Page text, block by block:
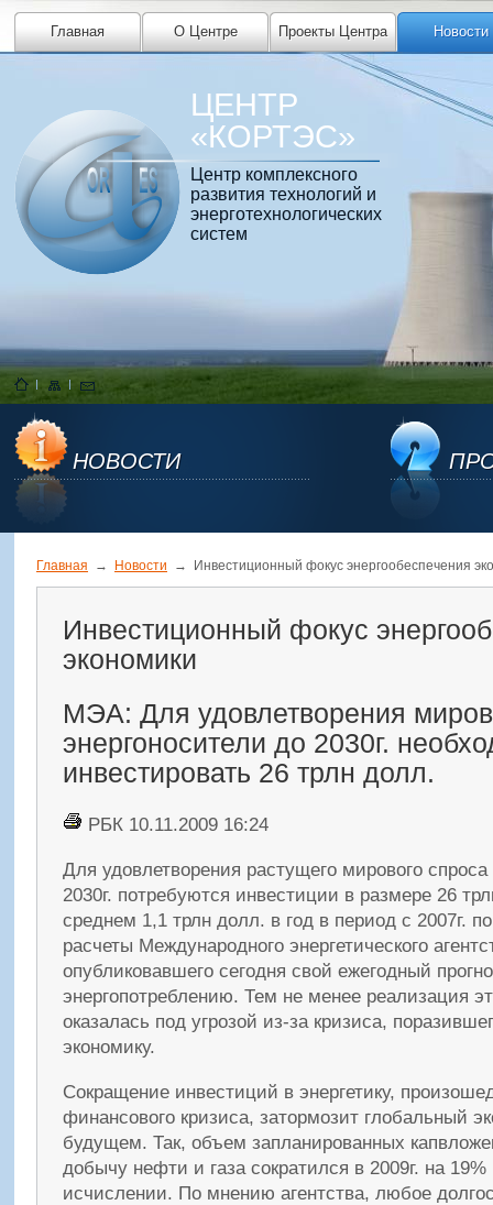
Главная О Центре Проекты Центра Новости
ЦЕНТР
«КОРТЭС»
Центр комплексного
развития технологий и
энерготехнологических
систем
НОВОСТИ
Главная → Новости → Инвестиционный фокус энергообеспечения
Инвестиционный фокус
экономики
МЭА: Для удовлетворения
энергоносители до 2030г.
инвестировать 26 трлн долл.
РБК 10.11.2009 16:24
Для удовлетворения растущего мирового
2030г. потребуются инвестиции в размере 26
среднем 1,1 трлн долл. в год в период с 2007г.
расчеты Международного энергетического
опубликовавшего сегодня свой ежегодный
энергопотреблению. Тем не менее реализация
оказалась под угрозой из-за кризиса,
экономику.
Сокращение инвестиций в энергетику,
финансового кризиса, затормозит глобальный
будущем. Так, объем запланированных
добычу нефти и газа сократился в 2009г. на 19%
исчислении. По мнению агентства, любое